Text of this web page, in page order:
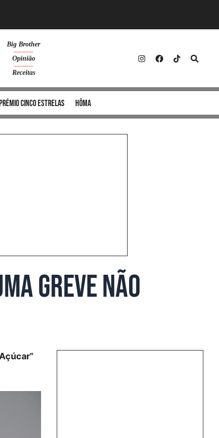
Big Brother
Opinião
Receitas
Cinco Estrelas Hôma
greve não